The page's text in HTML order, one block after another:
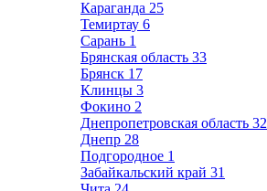
Караганда 25
Темиртау 6
Сарань 1
Брянская область 33
Брянск 17
Клинцы 3
Фокино 2
Днепропетровская область 32
Днепр 28
Подгородное 1
Забайкальский край 31